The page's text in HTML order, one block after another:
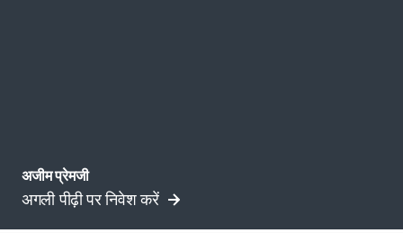
अजीम​ ​प्रेमजी​
अगली ​पीढ़ी​ ​पर​ ​निवेश​ ​करें​